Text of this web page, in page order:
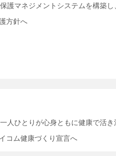
護マネジメントシステムを構築
方針へ
人ひとりが心身ともに健康で活
コム健康づくり宣言へ